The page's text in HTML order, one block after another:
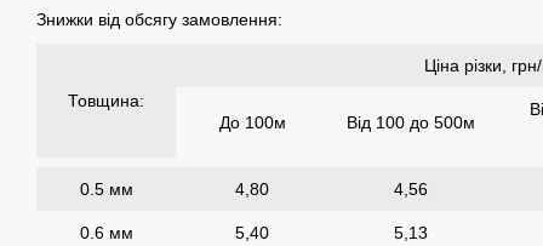
Знижки від обсягу замовлення:
Товщина:
Ціна різки,
До 100м Від 100 до 500м
0.5 мм 4,80 4,56
0.6 мм 5,40 5,13